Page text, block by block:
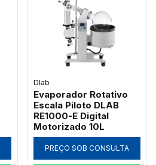
Dlab
Evaporador Rotativo
Escala Piloto DLAB
RE1000-E Digital
Motorizado 10L
PREÇO SOB CONSULTA